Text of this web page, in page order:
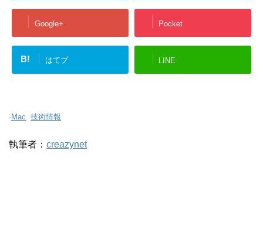
Google+ Pocket
B! はてブ LINE
-Mac, 技術情報
執筆者： creazynet